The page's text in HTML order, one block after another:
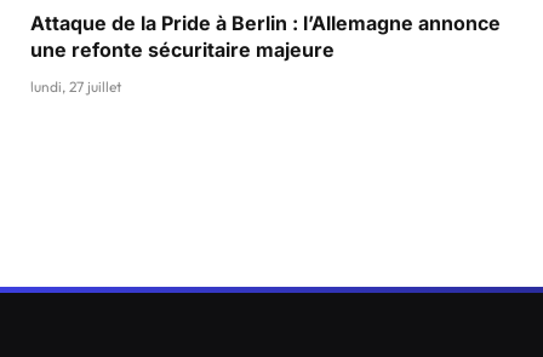
Attaque de la Pride à Berlin : l’Allemagne annonce
une refonte sécuritaire majeure
lundi, 27 juillet